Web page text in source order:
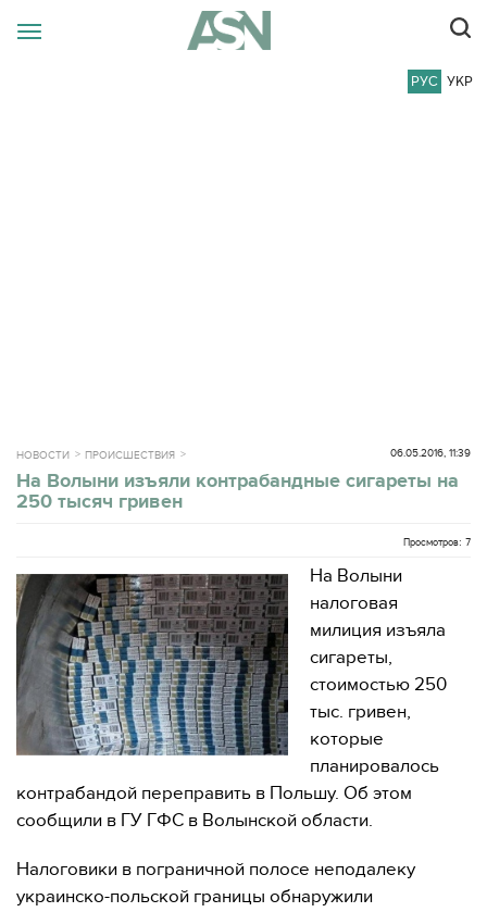
РУС УКР
НОВОСТИ ПРОИСШЕСТВИЯ 06.05.2016, 11:39
На Волыни изъяли контрабандные сигареты на
250 тысяч гривен
Просмотров: 7
На Волыни
налоговая
милиция изъяла
сигареты,
стоимостью 250
тыс. гривен,
которые
планировалось
контрабандой переправить в Польшу. Об этом
сообщили в ГУ ГФС в Волынской области.
Налоговики в пограничной полосе неподалеку
украинско-польской границы обнаружили